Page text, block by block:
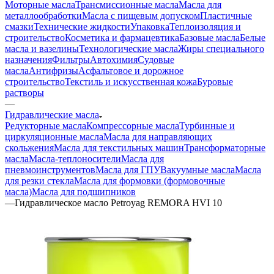
Моторные маслаТрансмиссионные маслаМасла для
металлообработкиМасла с пищевым допускомПластичные
смазкиТехнические жидкостиУпаковкаТеплоизоляция и
строительствоКосметика и фармацевтикаБазовые маслаБелые
масла и вазелиныТехнологические маслаЖиры специального
назначенияФильтрыАвтохимияСудовые
маслаАнтифризыАсфальтовое и дорожное
строительствоТекстиль и искусственная кожаБуровые
растворы
—
Гидравлические масла
Редукторные маслаКомпрессорные маслаТурбинные и
циркуляционные маслаМасла для направляющих
скольженияМасла для текстильных машинТрансформаторные
маслаМасла-теплоносителиМасла для
пневмоинструментовМасла для ГПУВакуумные маслаМасла
для резки стеклаМасла для формовки (формовочные
масла)Масла для подшипников
—Гидравлическое масло Petroyag REMORA HVI 10